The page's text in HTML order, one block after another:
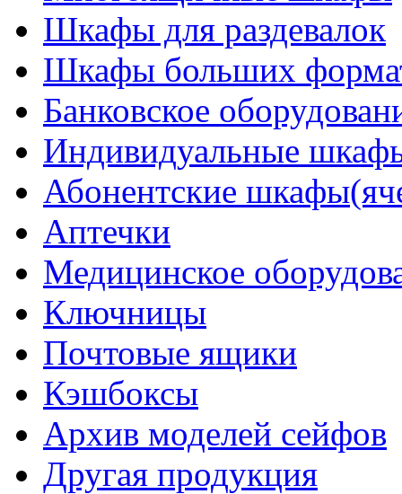
Шкафы для раздевалок
Шкафы больших
Банковское
Индивидуальные
Абонентские
Аптечки
Медицинское
Ключницы
Почтовые ящики
Кэшбоксы
Архив моделей сейфов
Другая продукция